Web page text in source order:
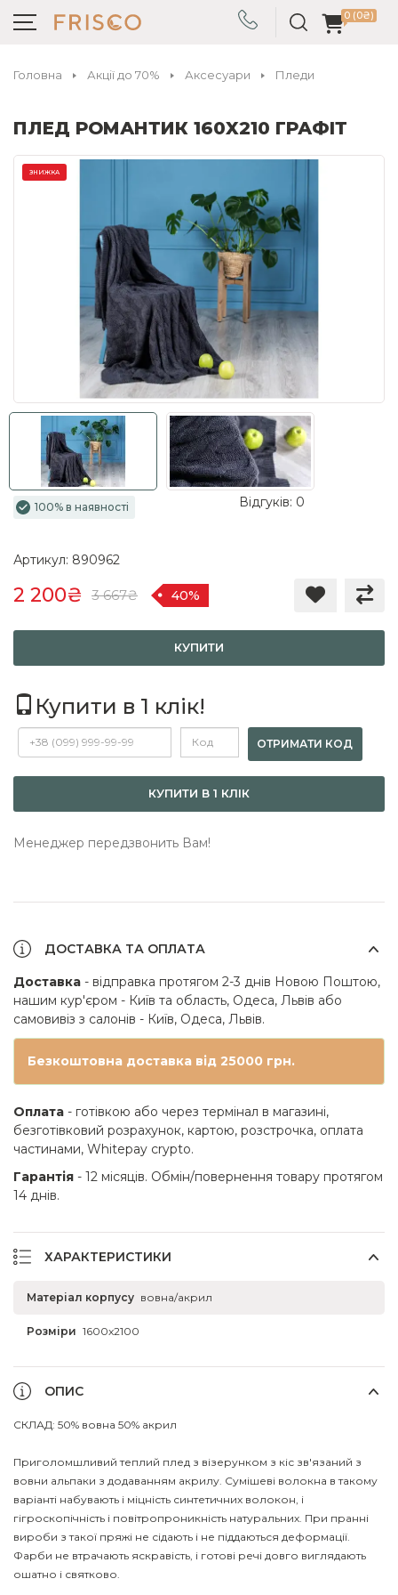
0 (0₴)
Головна Акції до 70% Аксесуари Пледи
ПЛЕД РОМАНТИК 160X210 ГРАФІТ
ЗНИЖКА
100% в наявності Відгуків: 0
Артикул: 890962
2 200₴ 3 667₴ 40%
КУПИТИ
Купити в 1 клік!
ОТРИМАТИ КОД
КУПИТИ В 1 КЛІК
Менеджер передзвонить Вам!
ДОСТАВКА ТА ОПЛАТА
Доставка - відправка протягом 2-3 днів Новою Поштою,
нашим кур'єром - Київ та область, Одеса, Львів або
самовивіз з салонів - Київ, Одеса, Львів.
Безкоштовна доставка від 25000 грн.
Оплата - готівкою або через термінал в магазині,
безготівковий розрахунок, картою, розстрочка, оплата
частинами, Whitepay crypto.
Гарантія - 12 місяців. Обмін/повернення товару протягом
14 днів.
ХАРАКТЕРИСТИКИ
Матеріал корпусу вовна/акрил
Розміри 1600x2100
ОПИС
СКЛАД: 50% вовна 50% акрил
Приголомшливий теплий плед з візерунком з кіс зв'язаний з
вовни альпаки з додаванням акрилу. Сумішеві волокна в такому
варіанті набувають і міцність синтетичних волокон, і
гігроскопічність і повітропроникність натуральних. При пранні
вироби з такої пряжі не сідають і не піддаються деформації.
Фарби не втрачають яскравість, і готові речі довго виглядають
ошатно і святково.